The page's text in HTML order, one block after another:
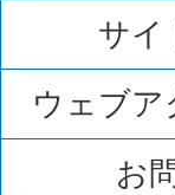
サイ
ウェブア
お